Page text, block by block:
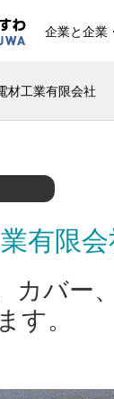
企業と企業
材工業有限会社
有限会
カバー
す。